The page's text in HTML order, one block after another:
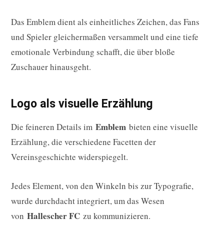
Das Emblem dient als einheitliches Zeichen, das Fans
und Spieler gleichermaßen versammelt und eine tiefe
emotionale Verbindung schafft, die über bloße
Zuschauer hinausgeht.
Logo als visuelle Erzählung
Die feineren Details im Emblem bieten eine visuelle
Erzählung, die verschiedene Facetten der
Vereinsgeschichte widerspiegelt.
Jedes Element, von den Winkeln bis zur Typografie,
wurde durchdacht integriert, um das Wesen
von Hallescher FC zu kommunizieren.